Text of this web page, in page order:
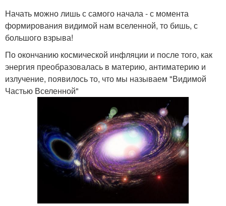
Начать можно лишь с самого начала - с момента
формирования видимой нам вселенной, то бишь, с
большого взрыва!
По окончанию космической инфляции и после того, как
энергия преобразовалась в материю, антиматерию и
излучение, появилось то, что мы называем "Видимой
Частью Вселенной"